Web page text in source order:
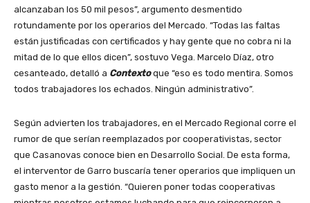
alcanzaban los 50 mil pesos”, argumento desmentido
rotundamente por los operarios del Mercado. “Todas las faltas
están justificadas con certificados y hay gente que no cobra ni la
mitad de lo que ellos dicen”, sostuvo Vega. Marcelo Díaz, otro
cesanteado, detalló a Contexto que “eso es todo mentira. Somos
todos trabajadores los echados. Ningún administrativo”.
Según advierten los trabajadores, en el Mercado Regional corre el
rumor de que serían reemplazados por cooperativistas, sector
que Casanovas conoce bien en Desarrollo Social. De esta forma,
el interventor de Garro buscaría tener operarios que impliquen un
gasto menor a la gestión. “Quieren poner todas cooperativas